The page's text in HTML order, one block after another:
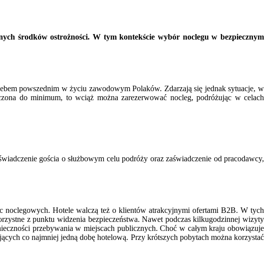
powszednim w życiu zawodowym Polaków. Zdarzają się jednak sytuacje, w
do minimum, to wciąż można zarezerwować nocleg, podróżując w celach
gościa o służbowym celu podróży oraz zaświadczenie od pracodawcy,
noclegowych. Hotele walczą też o klientów atrakcyjnymi ofertami B2B. W tych
z punktu widzenia bezpieczeństwa. Nawet podczas kilkugodzinnej wizyty
przebywania w miejscach publicznych. Choć w całym kraju obowiązuje
co najmniej jedną dobę hotelową. Przy krótszych pobytach można korzystać